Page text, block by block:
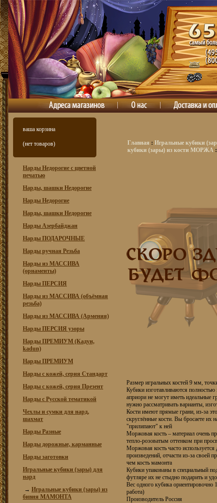
ваша корзина
(нет товаров)
Нарды Недорогие с цветной
печатью
Нарды, шашки Недорогие
Нарды Недорогие
Нарды, шашки Недорогие
Нарды Азербайджан
Нарды ПОДАРОЧНЫЕ
Нарды ручная Резьба
Нарды из МАССИВА
(орнаменты)
Нарды ПЕРСИЯ
Нарды из МАССИВА (объёмная
резьба)
Нарды из МАССИВА (Армения)
Нарды ПЕРСИЯ узоры
Нарды ПРЕМИУМ (Кадун,
kadun)
Нарды ПРЕМИУМ
Нарды с кожей, серия Стандарт
Нарды с кожей, серия Презент
Нарды с Русской тематикой
Чехлы и сумки для нард,
шахмат
Нарды Разные
Нарды дорожные, карманные
Нарды заготовки
Игральные кубики (зары) для
нард
→ Игральные кубики (зары) из
бивня МАМОНТА
Главная : Игральные кубики
кубики (зары) из кости МОРЖА :
Размер игральных костей 9 мм,
Кубики изготавливаются
априори не могут иметь идеальные
нужно рассматривать варианты,
Кости имеют прямые грани, из-за
скруглённые кости. Вы бросаете их
"прилипают" к ней
Моржовая кость – материал очень
тепло-розоватым оттенком при
Моржовая кость часто
произведений, отчасти из-за своей
чем кость мамонта
Кубики упакованы в специальный
футляре их не стыдно подарить и
Вес одного кубика ориентировочно
работа)
Производитель Россия